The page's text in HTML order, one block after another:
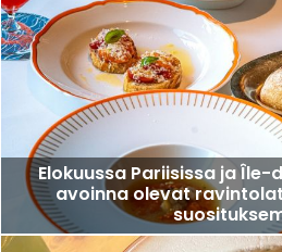
Elokuussa Pariisissa ja
avoinna olevat